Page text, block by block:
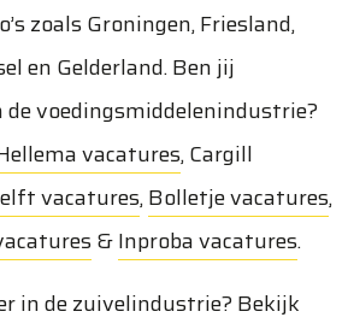
zoals Groningen, Friesland,
en Gelderland. Ben jij
de voedingsmiddelenindustrie?
vacatures,Cargill
vacatures,Bolletje vacatures,
&Inproba vacatures.
in de zuivelindustrie? Bekijk